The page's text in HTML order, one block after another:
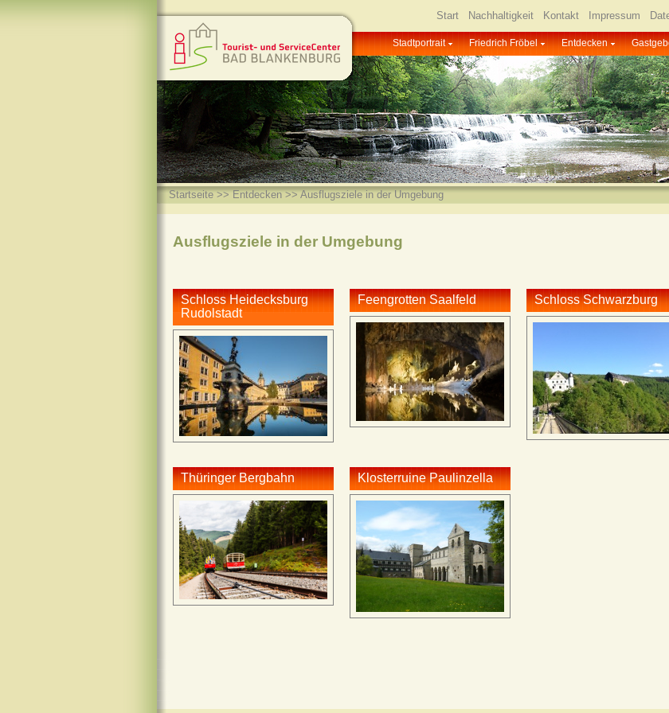
Start Nachhaltigkeit Kontakt Impressum
Stadtportrait Friedrich Fröbel Entdecken
Startseite>> Entdecken>> Ausflugsziele in der Umgebung
Ausflugsziele in der Umgebung
Schloss Heidecksburg
Rudolstadt
Feengrotten Saalfeld Schloss Schwarzburg
Thüringer Bergbahn Klosterruine Paulinzella